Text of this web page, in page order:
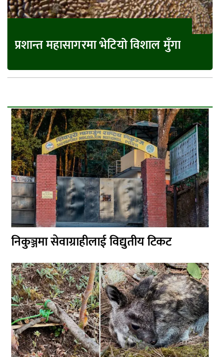
प्रशान्त महासागरमा भेटियो विशाल मुँगा
निकुञ्जमा सेवाग्राहीलाई विद्युतीय टिकट